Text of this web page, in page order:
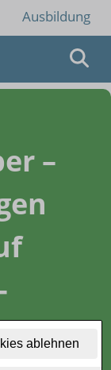
ablehnen
Ausbildung
–